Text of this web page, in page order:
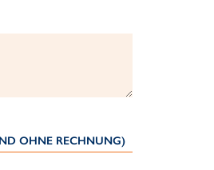
OHNE RECHNUNG)